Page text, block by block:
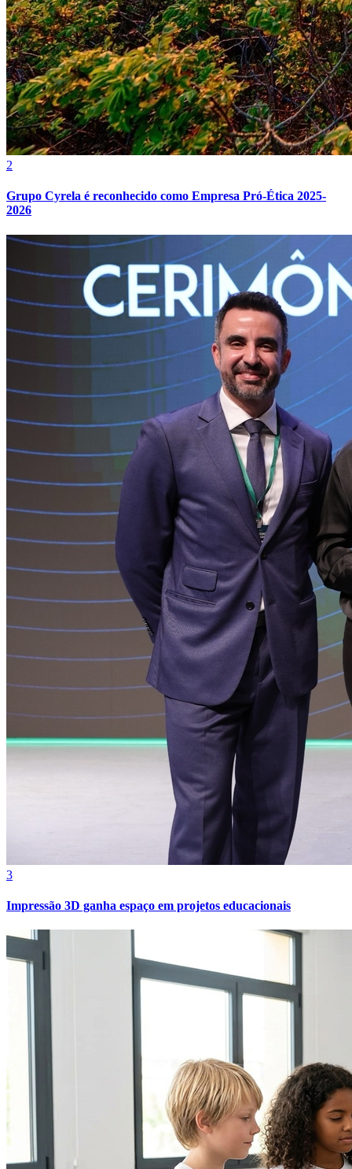
Botafogo
Grêmio
Internacional
2
Grupo Cyrela é reconhecido como Empresa Pró-Ética 2025-
2026
3
Impressão 3D ganha espaço em projetos educacionais